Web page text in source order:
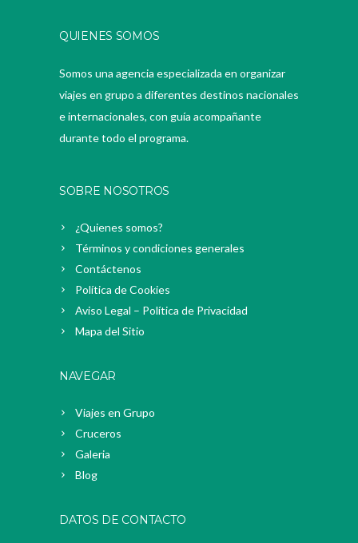
QUIENES SOMOS
Somos una agencia especializada en organizar
viajes en grupo a diferentes destinos nacionales
e internacionales, con guía acompañante
durante todo el programa.
SOBRE NOSOTROS
¿Quienes somos?
Términos y condiciones generales
Contáctenos
Política de Cookies
Aviso Legal – Política de Privacidad
Mapa del Sitio
NAVEGAR
Viajes en Grupo
Cruceros
Galeria
Blog
DATOS DE CONTACTO